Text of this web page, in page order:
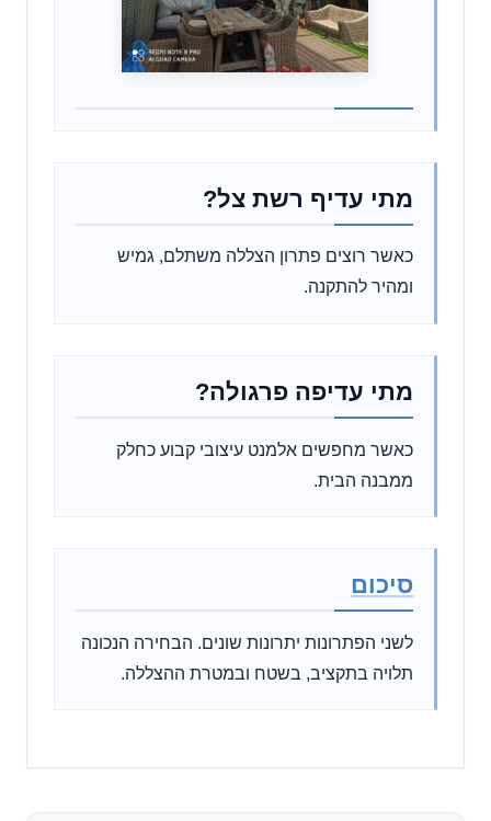
מתי עדיף רשת צל?
כאשר רוצים פתרון הצללה משתלם, גמיש
ומהיר להתקנה.
מתי עדיפה פרגולה?
כאשר מחפשים אלמנט עיצובי קבוע כחלק
ממבנה הבית.
סיכום
לשני הפתרונות יתרונות שונים. הבחירה הנכונה
תלויה בתקציב, בשטח ובמטרת ההצללה.